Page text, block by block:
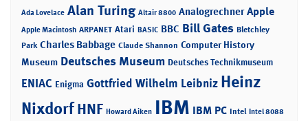
Ada Lovelace Alan Turing Altair 8800 Analogrechner Apple
Apple Macintosh ARPANET Atari BASIC BBC Bill Gates Bletchley
Park Charles Babbage Claude Shannon Computer History
Museum Deutsches Museum Deutsches Technikmuseum
ENIAC Enigma Gottfried Wilhelm Leibniz Heinz
NixdorfHNF Howard Aiken IBM IBM PC Intel Intel 8088